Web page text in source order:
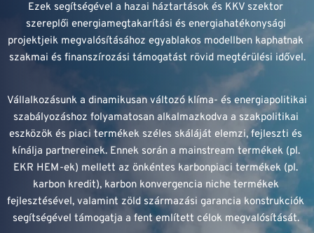
Ezek segítségével a hazai háztartások és KKV szektor
szereplői energiamegtakarítási és energiahatékonysági
projektjeik megvalósításához egyablakos modellben kaphatnak
szakmai és finanszírozási támogatást rövid megtérülési idővel.
Vállalkozásunk a dinamikusan változó klíma- és energiapolitikai
szabályozáshoz folyamatosan alkalmazkodva a szakpolitikai
eszközök és piaci termékek széles skáláját elemzi, fejleszti és
kínálja partnereinek. Ennek során a mainstream termékek (pl.
EKR HEM-ek) mellett az önkéntes karbonpiaci termékek (pl.
karbon kredit), karbon konvergencia niche termékek
fejlesztésével, valamint zöld származási garancia konstrukciók
segítségével támogatja a fent említett célok megvalósítását.